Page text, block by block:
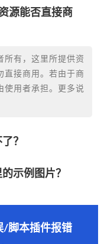
源能否直接商
所有，这里所提供资
直接商用。若由于商
使用者承担。更多说
？
示例图片？
/脚本插件报错